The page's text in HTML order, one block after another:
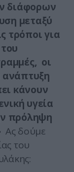
διάφορων
μεταξύ
τρόποι για
οι
ανάπτυξη
κάνουν
υγεία
πρόληψη
Ας δούμε
του